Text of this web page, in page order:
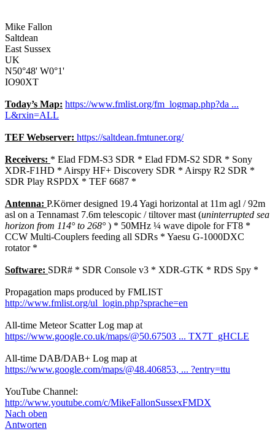
Mike Fallon
Saltdean
East Sussex
UK
N50°48' W0°1'
IO90XT
Today’s Map: https://www.fmlist.org/fm_logmap.php?da ...
L&rxin=ALL
TEF Webserver: https://saltdean.fmtuner.org/
Receivers: * Elad FDM-S3 SDR * Elad FDM-S2 SDR * Sony
XDR-F1HD * Airspy HF+ Discovery SDR * Airspy R2 SDR *
SDR Play RSPDX * TEF 6687 *
Antenna: P.Körner designed 19.4 Yagi horizontal at 11m agl / 92m
asl on a Tennamast 7.6m telescopic / tiltover mast (uninterrupted sea
horizon from 114° to 268°) * 50MHz ¼ wave dipole for FT8 *
CCW Multi-Couplers feeding all SDRs * Yaesu G-1000DXC
rotator *
Software: SDR# * SDR Console v3 * XDR-GTK * RDS Spy *
Propagation maps produced by FMLIST
http://www.fmlist.org/ul_login.php?sprache=en
All-time Meteor Scatter Log map at
https://www.google.co.uk/maps/@50.67503 ... TX7T_gHCLE
All-time DAB/DAB+ Log map at
https://www.google.com/maps/@48.406853, ... ?entry=ttu
YouTube Channel:
http://www.youtube.com/c/MikeFallonSussexFMDX
Nach oben
Antworten